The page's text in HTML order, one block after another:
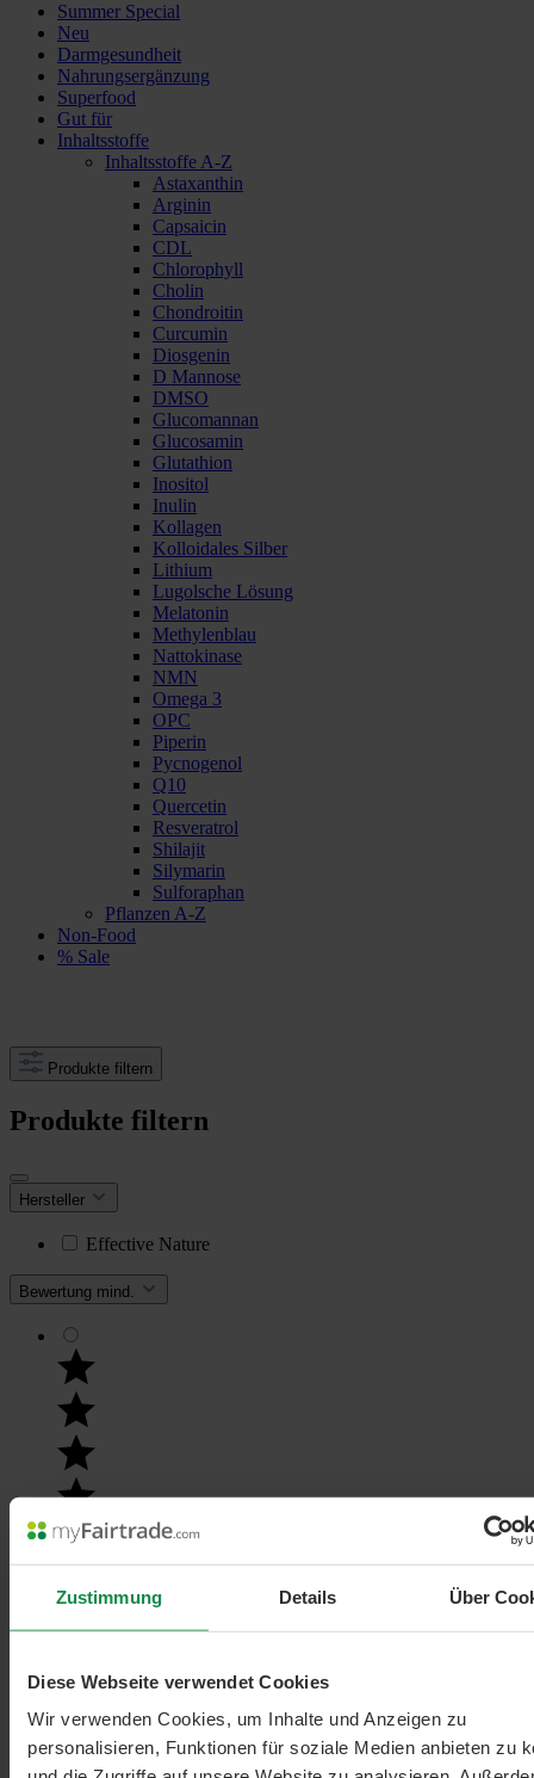
Zustimmung Details Über
Diese Webseite verwendet Cookies
Wir verwenden Cookies, um Inhalte und Anzeigen zu
personalisieren, Funktionen für soziale Medien anbieten zu
Summer Special
Neu
Darmgesundheit
Nahrungsergänzung
Superfood
Gut für
Inhaltsstoffe
Inhaltsstoffe A-Z
Astaxanthin
Arginin
Capsaicin
CDL
Chlorophyll
Cholin
Chondroitin
Curcumin
Diosgenin
D Mannose
DMSO
Glucomannan
Glucosamin
Glutathion
Inositol
Inulin
Kollagen
Kolloidales Silber
Lithium
Lugolsche Lösung
Melatonin
Methylenblau
Nattokinase
NMN
Omega 3
OPC
Piperin
Pycnogenol
Q10
Quercetin
Resveratrol
Shilajit
Silymarin
Sulforaphan
Pflanzen A-Z
Non-Food
% Sale
Produkte filtern
Produkte filtern
Hersteller
Effective Nature
Bewertung mind.
Filter hinzufügen: Minimum Bewertung von 5 von 5 Sternen
min. 5/5